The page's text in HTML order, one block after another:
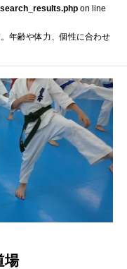
on line
年齢や体力、個性に合わせ
場